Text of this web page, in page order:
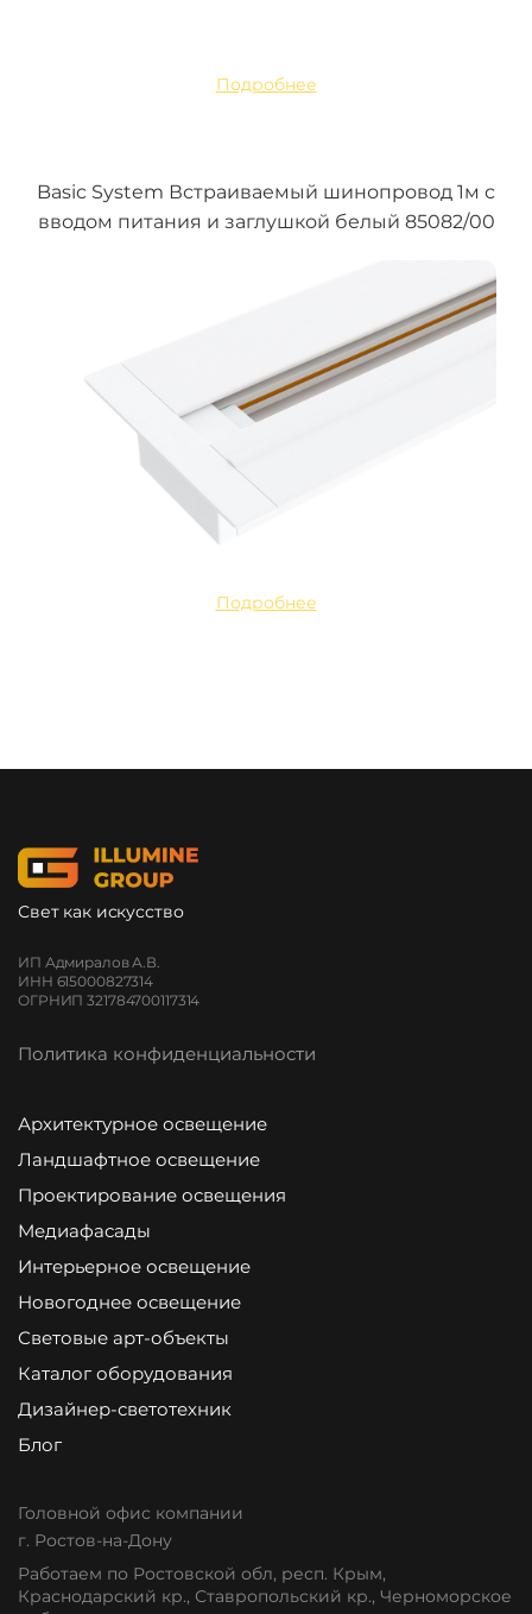
Подробнее
Basic System Встраиваемый шинопровод 1м с
вводом питания и заглушкой белый 85082/00
Подробнее
Свет как искусство
ИП Адмиралов А.В.
ИНН 615000827314
ОГРНИП 321784700117314
Политика конфиденциальности
Архитектурное освещение
Ландшафтное освещение
Проектирование освещения
Медиафасады
Интерьерное освещение
Новогоднее освещение
Световые арт-объекты
Каталог оборудования
Дизайнер-светотехник
Блог
Головной офис компании
г. Ростов-на-Дону
Работаем по Ростовской обл, респ. Крым,
Краснодарский кр., Ставропольский кр., Черноморское